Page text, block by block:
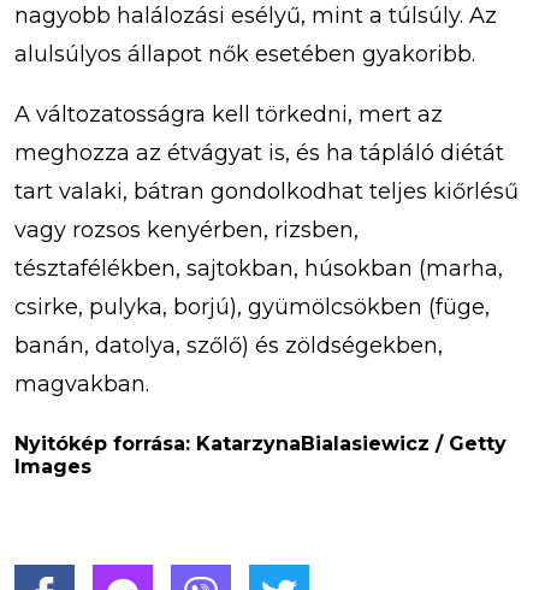
nagyobb halálozási esélyű, mint a túlsúly. Az
alulsúlyos állapot nők esetében gyakoribb.
A változatosságra kell törkedni, mert az
meghozza az étvágyat is, és ha tápláló diétát
tart valaki, bátran gondolkodhat teljes kiőrlésű
vagy rozsos kenyérben, rizsben,
tésztafélékben, sajtokban, húsokban (marha,
csirke, pulyka, borjú), gyümölcsökben (füge,
banán, datolya, szőlő) és zöldségekben,
magvakban.
Nyitókép forrása: KatarzynaBialasiewicz / Getty
Images